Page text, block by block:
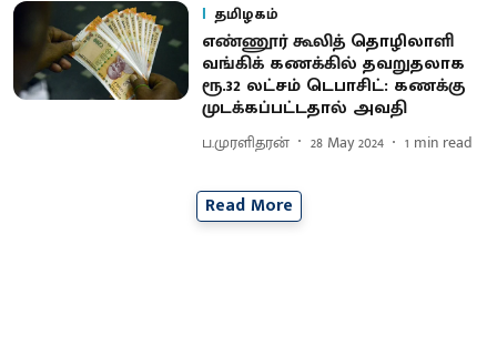
தமிழகம்
எண்ணூர் கூலித் தொழிலாளி
வங்கிக் கணக்கில் தவறுதலாக
ரூ.32 லட்சம் டெபாசிட்: கணக்கு
முடக்கப்பட்டதால் அவதி
ப.முரளிதரன் 28 May 2024 1 min read
Read More